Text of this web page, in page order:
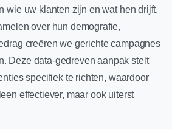
wie uw klanten zijn en wat hen drijft.
over hun demografie,
creëren we gerichte campagnes
Deze data-gedreven aanpak stelt
specifiek te richten, waardoor
effectiever, maar ook uiterst